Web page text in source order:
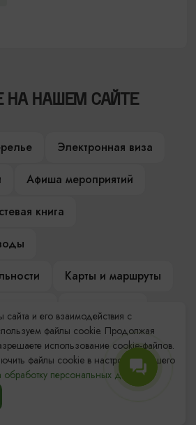
НА НАШЕМ САЙТЕ
Электронная виза
Афиша мероприятий
книга
Карты и маршруты
кухни
Музеи
и его взаимодействия с
файлы cookie. Продолжая
использование cookie-файлов.
файлы cookie в настройках Вашего
обработку персональных данных.